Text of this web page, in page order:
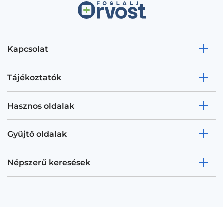
Kapcsolat
Tájékoztatók
Hasznos oldalak
Gyűjtő oldalak
Népszerű keresések